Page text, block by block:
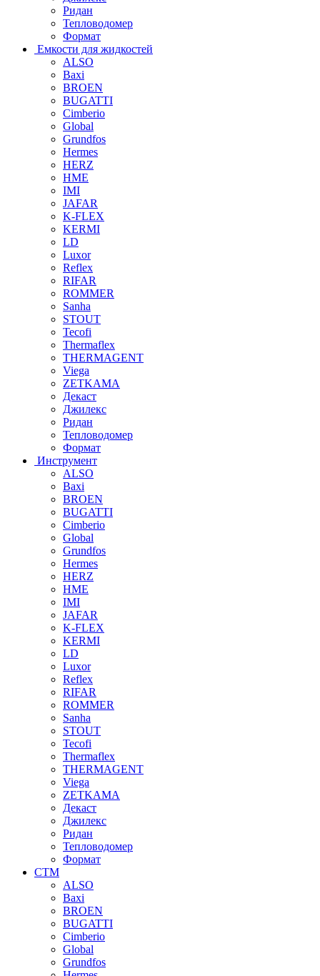
Ридан
Тепловодомер
Формат
Емкости для жидкостей
ALSO
Baxi
BROEN
BUGATTI
Cimberio
Global
Grundfos
Hermes
HERZ
HME
IMI
JAFAR
K-FLEX
KERMI
LD
Luxor
Reflex
RIFAR
ROMMER
Sanha
STOUT
Tecofi
Thermaflex
THERMAGENT
Viega
ZETKAMA
Декаст
Джилекс
Ридан
Тепловодомер
Формат
Инструмент
ALSO
Baxi
BROEN
BUGATTI
Cimberio
Global
Grundfos
Hermes
HERZ
HME
IMI
JAFAR
K-FLEX
KERMI
LD
Luxor
Reflex
RIFAR
ROMMER
Sanha
STOUT
Tecofi
Thermaflex
THERMAGENT
Viega
ZETKAMA
Декаст
Джилекс
Ридан
Тепловодомер
Формат
СТМ
ALSO
Baxi
BROEN
BUGATTI
Cimberio
Global
Grundfos